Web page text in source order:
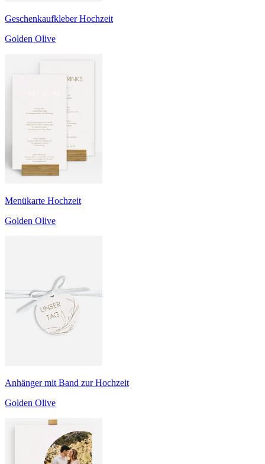
Geschenkaufkleber Hochzeit
Golden Olive
Menükarte Hochzeit
Golden Olive
Anhänger mit Band zur Hochzeit
Golden Olive